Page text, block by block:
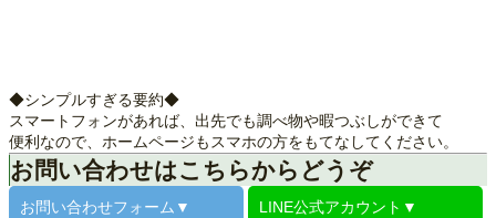
◆シンプルすぎる要約◆
スマートフォンがあれば、出先でも調べ物や暇つぶしができて
便利なので、ホームページもスマホの方をもてなしてください。
お問い合わせはこちらからどうぞ
お問い合わせフォーム▼ LINE公式アカウント▼